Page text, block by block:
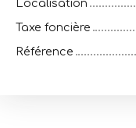
Localisation
Taxe foncière
Référence